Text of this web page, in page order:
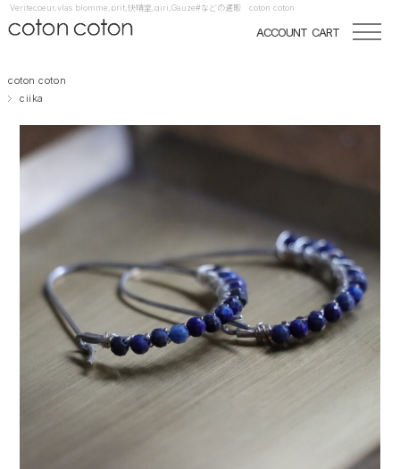
Veritecoeur,vlas blomme,prit,快晴堂,qiri,Gauze#などの通販 coton coton
ACCOUNT CART
coton coton
ciika